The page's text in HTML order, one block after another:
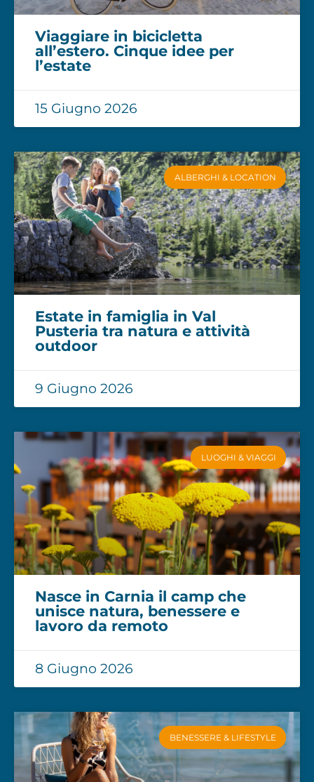
Viaggiare in bicicletta
all’estero. Cinque idee per
l’estate
15 Giugno 2026
ALBERGHI & LOCATION
Estate in famiglia in Val
Pusteria tra natura e attività
outdoor
9 Giugno 2026
LUOGHI & VIAGGI
Nasce in Carnia il camp che
unisce natura, benessere e
lavoro da remoto
8 Giugno 2026
BENESSERE & LIFESTYLE